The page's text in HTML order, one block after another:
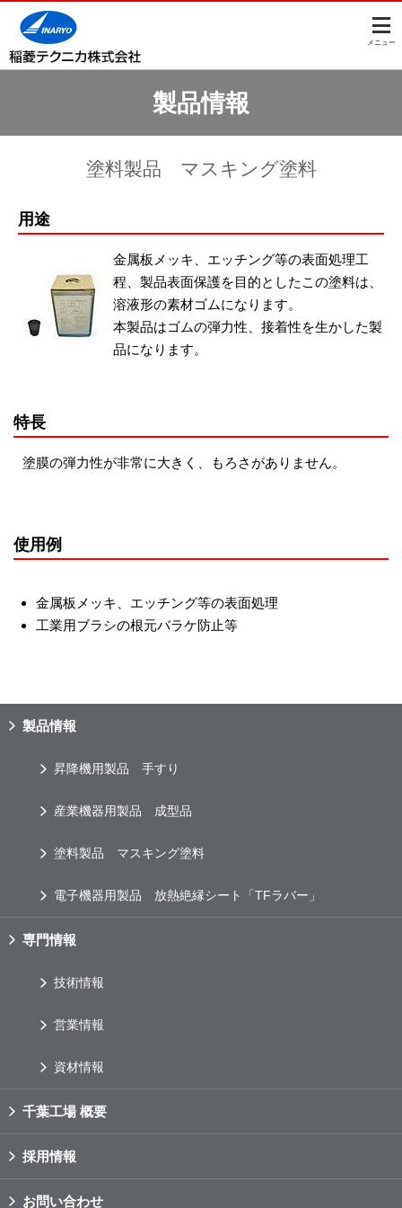
メニュー
製品情報
塗料製品 マスキング塗料
用途
金属板メッキ、エッチング等の表面処理工
程、製品表面保護を目的としたこの塗料は、
溶液形の素材ゴムになります。
本製品はゴムの弾力性、接着性を生かした製
品になります。
特長
塗膜の弾力性が非常に大きく、もろさがありません。
使用例
金属板メッキ、エッチング等の表面処理
工業用ブラシの根元バラケ防止等
製品情報
昇降機用製品 手すり
産業機器用製品 成型品
塗料製品 マスキング塗料
電子機器用製品 放熱絶縁シート「TFラバー」
専門情報
技術情報
営業情報
資材情報
千葉工場 概要
採用情報
お問い合わせ